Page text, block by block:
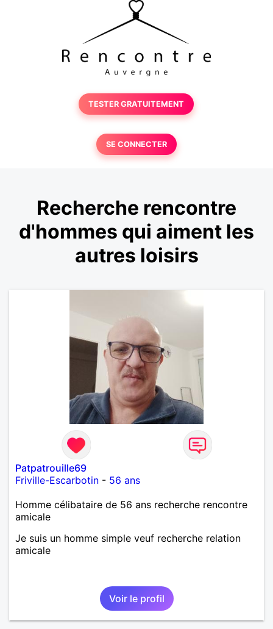
TESTER GRATUITEMENT
SE CONNECTER
Recherche rencontre
d'hommes qui aiment les
autres loisirs
Patpatrouille69
Friville-Escarbotin - 56 ans
Homme célibataire de 56 ans recherche rencontre
amicale
Je suis un homme simple veuf recherche relation
amicale
Voir le profil